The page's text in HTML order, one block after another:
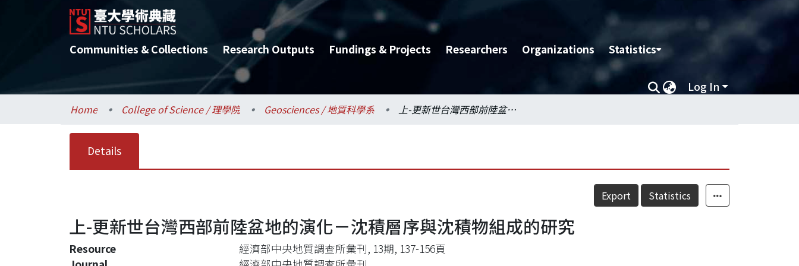
Communities & Collections Research Outputs Fundings & Projects Researchers Organizations Statistics
Log In
Home College of Science / 理學院 Geosciences / 地質科學系 上-更新世台灣西部前陸盆地的演化－沈積層序與沈積物組成的研究
Details
Export Statistics
上-更新世台灣西部前陸盆地的演化－沈積層序與沈積物組成的研究
Resource
經濟部中央地質調查所彙刊, 13期, 137-156頁